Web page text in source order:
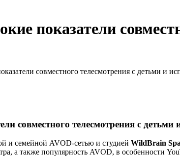
показатели
совместного телесмотрения с детьми и
совместного телесмотрения с детьми
и семейной AVOD-сетью и студией WildBrain
а также популярность AVOD, в особенности